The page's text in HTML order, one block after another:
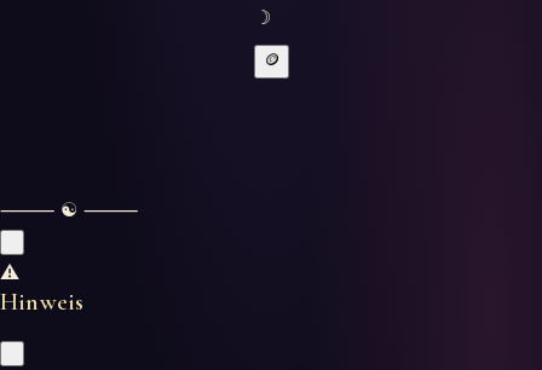
☽
🪙
⸻ ☯ ⸻
⚠
Hinweis